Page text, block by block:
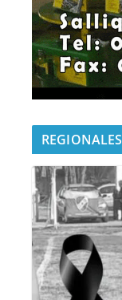
REGIONALES